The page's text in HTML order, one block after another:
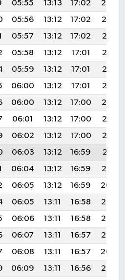
05:55 13:13 17:02
20:20
05:56 13:12 17:02
20:19
05:57 13:12 17:02
20:18
05:58 13:12 17:01
20:17
05:59 13:12 17:01
20:16
06:00 13:12 17:01
20:15
06:00 13:12 17:00
20:14
06:01 13:12 17:00
20:13
06:02 13:12 17:00
20:12
06:03 13:12 16:59
20:11
06:04 13:12 16:59
20:10
06:05 13:12 16:59
20:09
06:05 13:11 16:58
20:07
06:06 13:11 16:58
20:06
06:07 13:11 16:57
20:05
06:08 13:11 16:57
20:04
06:09 13:11 16:56
20:03